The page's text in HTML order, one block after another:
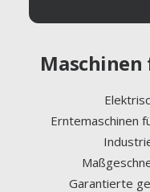
Maschinen
Erntemaschinen
Garantierte